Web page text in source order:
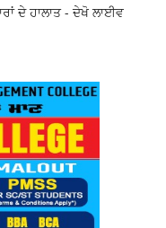
ਦੇ ਹਾਲਾਤ - ਦੇਖੋ ਲਾਈਵ